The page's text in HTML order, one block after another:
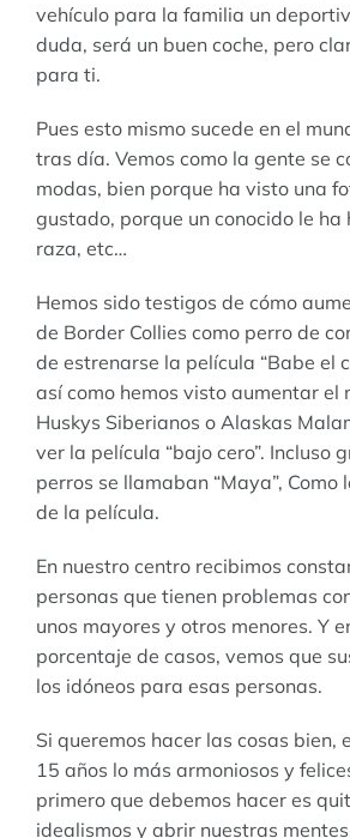
vehículo para la familia un
duda, será un buen coche, pero
para ti.
Pues esto mismo sucede en el
tras día. Vemos como la gente se
modas, bien porque ha visto una
gustado, porque un conocido le ha
raza, etc…
Hemos sido testigos de cómo
de Border Collies como perro de
de estrenarse la película “Babe el
así como hemos visto aumentar el
Huskys Siberianos o Alaskas
ver la película “bajo cero”. Incluso
perros se llamaban “Maya”,
de la película.
En nuestro centro recibimos
personas que tienen problemas
unos mayores y otros menores. Y
porcentaje de casos, vemos que
los idóneos para esas personas.
Si queremos hacer las cosas bien,
15 años lo más armoniosos y
primero que debemos hacer es
idealismos y abrir nuestras